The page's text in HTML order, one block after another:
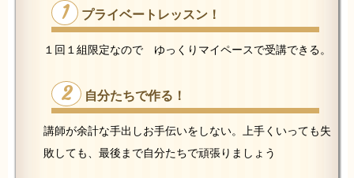
1 プライベートレッスン！
１回１組限定なので ゆっくりマイペースで受講できる。
2 自分たちで作る！
講師が余計な手出しお手伝いをしない。上手くいっても失
敗しても、最後まで自分たちで頑張りましょう